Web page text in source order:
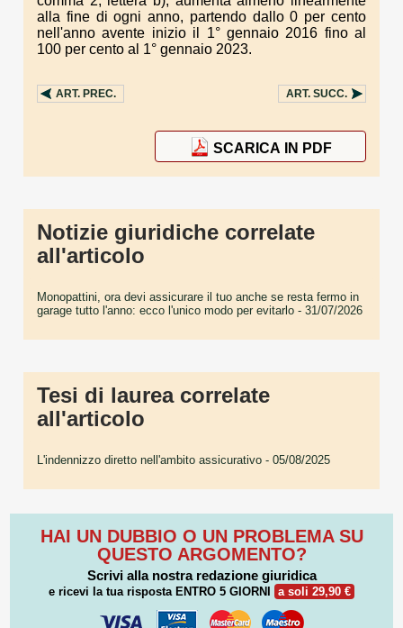
alla fine di ogni anno, partendo dallo 0 per cento
nell'anno avente inizio il 1° gennaio 2016 fino al
100 per cento al 1° gennaio 2023.
ART. PREC. ART. SUCC.
SCARICA IN PDF
Notizie giuridiche correlate
all'articolo
Monopattini, ora devi assicurare il tuo anche se resta fermo in
garage tutto l'anno: ecco l'unico modo per evitarlo - 31/07/2026
Tesi di laurea correlate
all'articolo
L'indennizzo diretto nell'ambito assicurativo - 05/08/2025
HAI UN DUBBIO O UN PROBLEMA SU
QUESTO ARGOMENTO?
Scrivi alla nostra redazione giuridica
e ricevi la tua risposta ENTRO 5 GIORNI a soli 29,90 €